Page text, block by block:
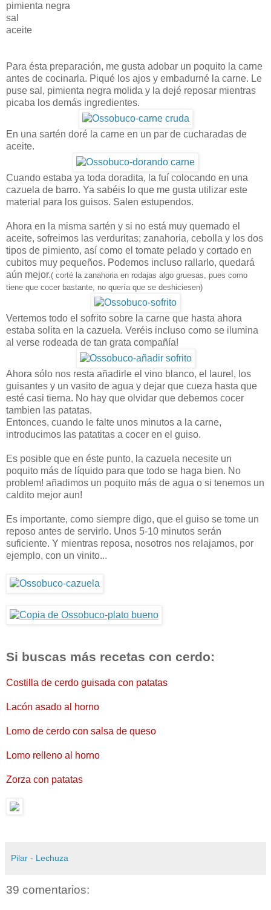
pimienta negra
sal
aceite
Para ésta preparación, me gusta adobar un poquito la carne
antes de cocinarla. Piqué los ajos y embadurné la carne. Le
puse sal, pimienta negra molida y la dejé reposar mientras
picaba los demás ingredientes.
En una sartén doré la carne en un par de cucharadas de
aceite.
Cuando estaba ya toda doradita, la fuí colocando en una
cazuela de barro. Ya sabéis lo que me gusta utilizar este
material para los guisos. Salen estupendos.
Ahora en la misma sartén y si no está muy quemado el
aceite, sofreimos las verduritas; zanahoria, cebolla y los dos
tipos de pimiento, así como el tomate pelado y cortado en
cubitos muy pequeños. Podemos incluso rallarlo, quedará
aún mejor.( corté la zanahoria en rodajas algo gruesas, pues como
tiene que cocer bastante, no quería que se deshiciesen)
Vertemos todo el sofrito sobre la carne que hasta ahora
estaba solita en la cazuela. Veréis incluso como se ilumina
al verse rodeada de tan grata compañía!
Ahora sólo nos resta añadirle el vino blanco, el laurel, los
guisantes y un vasito de agua y dejar que cueza hasta que
esté casi tierna. No hay que olvidar que debemos cocer
tambien las patatas.
Entonces, cuando le falte unos minutos a la carne,
introducimos las patatitas a cocer en el guiso.
Es posible que en éste punto, la cazuela necesite un
poquito más de líquido para que todo se haga bien. No
problem! añadimos un poquito más de agua o si tenemos un
caldito mejor aun!
Es importante, como siempre digo, que el guiso se tome un
reposo antes de servirlo. Unos 5-10 minutos serán
suficiente. Y mientras reposa, nosotros nos relajamos, por
ejemplo, con un vinito...
Si buscas más recetas con cerdo:
Costilla de cerdo guisada con patatas
Lacón asado al horno
Lomo de cerdo con salsa de queso
Lomo relleno al horno
Zorza con patatas
Pilar - Lechuza
39 comentarios: